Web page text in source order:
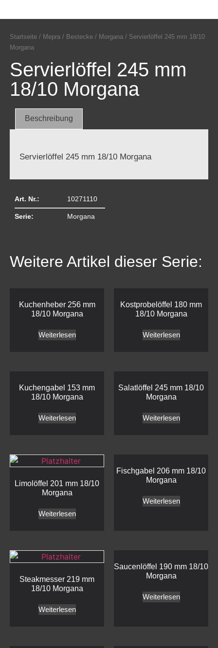
Startseite / Mepra / Bestecke / Morgana / Servierlöffel 245 mm 18/10
Morgana
Servierlöffel 245 mm
18/10 Morgana
Beschreibung
Servierlöffel 245 mm 18/10 Morgana
Art. Nr.: 10271110
Serie: Morgana
Weitere Artikel dieser Serie:
Kuchenheber 256 mm
18/10 Morgana
Weiterlesen
Kostprobelöffel 180 mm
18/10 Morgana
Weiterlesen
Kuchengabel 153 mm
18/10 Morgana
Weiterlesen
Salatlöffel 245 mm 18/10
Morgana
Weiterlesen
Limolöffel 201 mm 18/10
Morgana
Weiterlesen
Fischgabel 206 mm 18/10
Morgana
Weiterlesen
Steakmesser 219 mm
18/10 Morgana
Weiterlesen
Saucenlöffel 190 mm 18/10
Morgana
Weiterlesen